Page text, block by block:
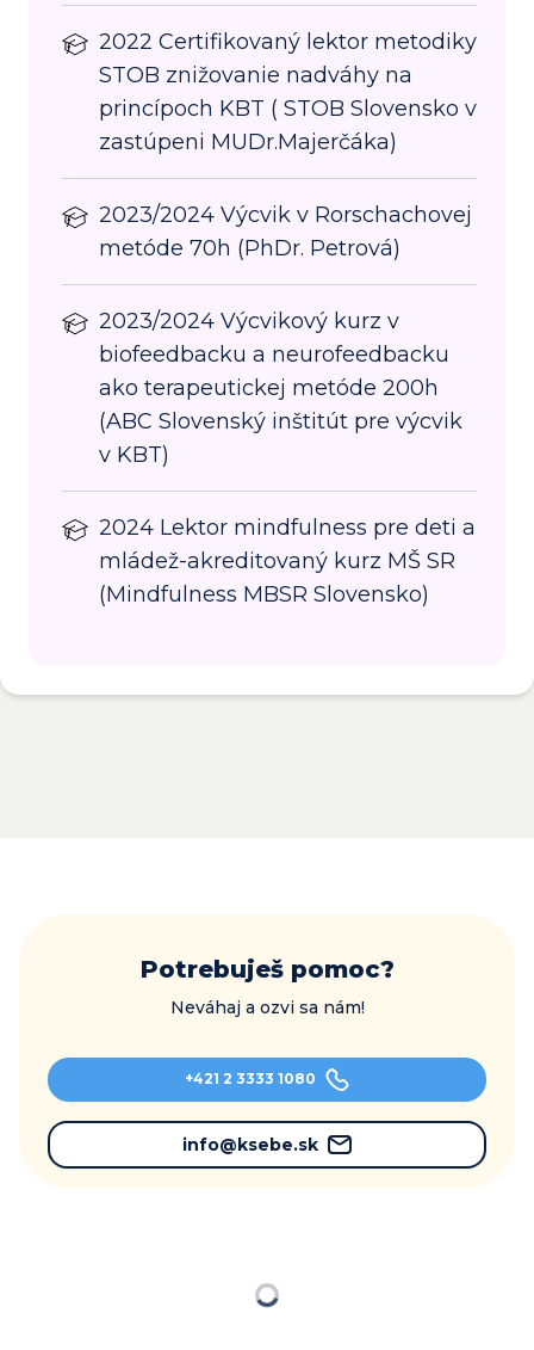
2022 Certifikovaný lektor metodiky
STOB znižovanie nadváhy na
princípoch KBT ( STOB Slovensko v
zastúpeni MUDr.Majerčáka)
2023/2024 Výcvik v Rorschachovej
metóde 70h (PhDr. Petrová)
2023/2024 Výcvikový kurz v
biofeedbacku a neurofeedbacku
ako terapeutickej metóde 200h
(ABC Slovenský inštitút pre výcvik
v KBT)
2024 Lektor mindfulness pre deti a
mládež-akreditovaný kurz MŠ SR
(Mindfulness MBSR Slovensko)
Potrebuješ pomoc?
Neváhaj a ozvi sa nám!
+421 2 3333 1080
info@ksebe.sk
Načítavam…